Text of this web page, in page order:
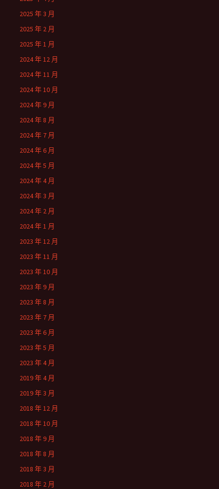
2025 年 3 月
2025 年 2 月
2025 年 1 月
2024 年 12 月
2024 年 11 月
2024 年 10 月
2024 年 9 月
2024 年 8 月
2024 年 7 月
2024 年 6 月
2024 年 5 月
2024 年 4 月
2024 年 3 月
2024 年 2 月
2024 年 1 月
2023 年 12 月
2023 年 11 月
2023 年 10 月
2023 年 9 月
2023 年 8 月
2023 年 7 月
2023 年 6 月
2023 年 5 月
2023 年 4 月
2019 年 4 月
2019 年 3 月
2018 年 12 月
2018 年 10 月
2018 年 9 月
2018 年 8 月
2018 年 3 月
2018 年 2 月